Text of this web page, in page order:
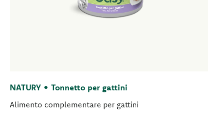
NATURY • Tonnetto per gattini
Alimento complementare per gattini